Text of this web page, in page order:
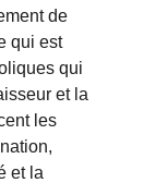
de
qui est
qui
et la
les
et la